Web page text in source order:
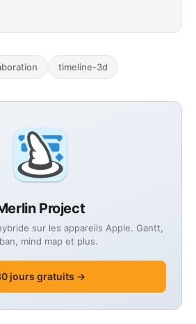
Project
sur les appareils Apple. Gantt,
mind map et plus.
jours gratuits →
timeline-3d